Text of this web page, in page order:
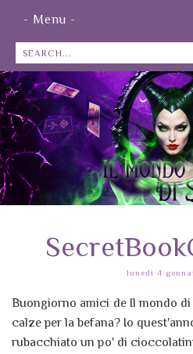
lunedì 4
Buongiorno amici de Il mondo di
calze per la befana? Io
rubacchiato un po' di